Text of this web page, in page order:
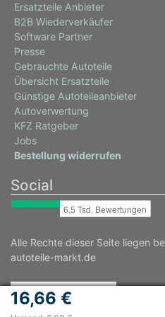
16,66 €
Ersatzteile Anbieter
B2B Wiederverkäufer
Software Partner
Presse
Gebrauchte Autoteile
Übersicht Ersatzteile
Günstige Autoteileanbieter
Autoverwertung
KFZ Ratgeber
Jobs
Bestellung widerrufen
Social
Alle Rechte dieser Seite liegen
autoteile-markt.de